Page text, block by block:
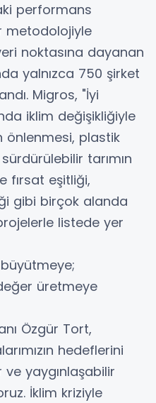
performans
metodolojiyle
noktasına dayanan
yalnızca 750 şirket
Migros, "İyi
iklim değişikliğiyle
önlenmesi, plastik
sürdürülebilir tarımın
fırsat eşitliği,
gibi birçok alanda
listede yer
üretmeye
Özgür Tort,
hedeflerini
yaygınlaşabilir
İklim kriziyle